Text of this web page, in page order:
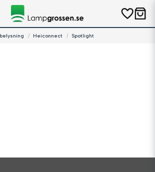
Heiconnect Spotlight